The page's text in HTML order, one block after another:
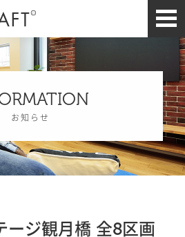
お知らせ
ージ観月橋 全8区画